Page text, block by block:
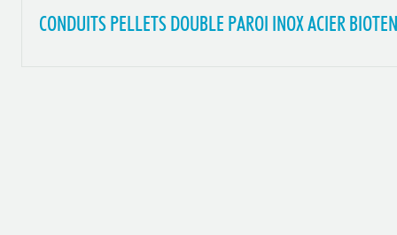
CONDUITS PELLETS DOUBLE PAROI INOX ACIER BIOTEN